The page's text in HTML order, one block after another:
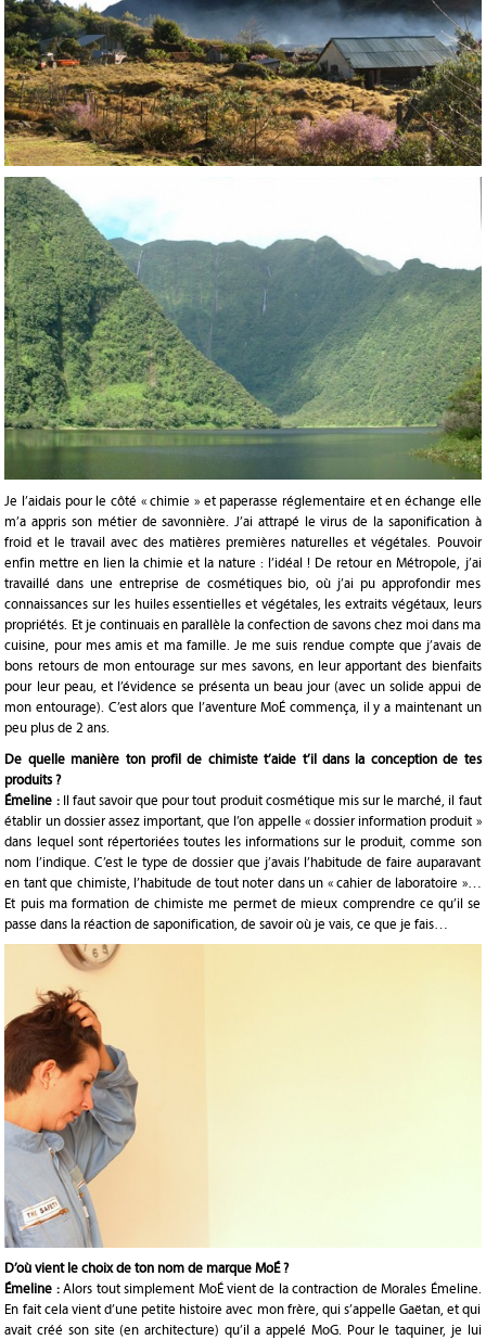
Je l’aidais pour le côté « chimie » et paperasse réglementaire et en échange elle
m’a appris son métier de savonnière. J’ai attrapé le virus de la saponification à
froid et le travail avec des matières premières naturelles et végétales. Pouvoir
enfin mettre en lien la chimie et la nature : l’idéal ! De retour en Métropole, j’ai
travaillé dans une entreprise de cosmétiques bio, où j’ai pu approfondir mes
connaissances sur les huiles essentielles et végétales, les extraits végétaux, leurs
propriétés. Et je continuais en parallèle la confection de savons chez moi dans ma
cuisine, pour mes amis et ma famille. Je me suis rendue compte que j’avais de
bons retours de mon entourage sur mes savons, en leur apportant des bienfaits
pour leur peau, et l’évidence se présenta un beau jour (avec un solide appui de
mon entourage). C’est alors que l’aventure MoÉ commença, il y a maintenant un
peu plus de 2 ans.
De quelle manière ton profil de chimiste t’aide t’il dans la conception de tes
produits ?
Émeline :Il faut savoir que pour tout produit cosmétique mis sur le marché, il faut
établir un dossier assez important, que l’on appelle « dossier information produit »
dans lequel sont répertoriées toutes les informations sur le produit, comme son
nom l’indique. C’est le type de dossier que j’avais l’habitude de faire auparavant
en tant que chimiste, l’habitude de tout noter dans un « cahier de laboratoire »…
Et puis ma formation de chimiste me permet de mieux comprendre ce qu’il se
passe dans la réaction de saponification, de savoir où je vais, ce que je fais…
D’où vient le choix de ton nom de marque MoÉ ?
Émeline :Alors tout simplement MoÉ vient de la contraction de Morales Émeline.
En fait cela vient d’une petite histoire avec mon frère, qui s’appelle Gaëtan, et qui
avait créé son site (en architecture) qu’il a appelé MoG. Pour le taquiner, je lui